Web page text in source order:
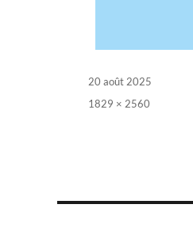
Posted
on
20 août 2025
Full
1829 × 2560